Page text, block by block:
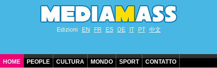
Edizioni EN FR ES DE IT PT 中文
HOME PEOPLE CULTURA MONDO SPORT CONTATTO